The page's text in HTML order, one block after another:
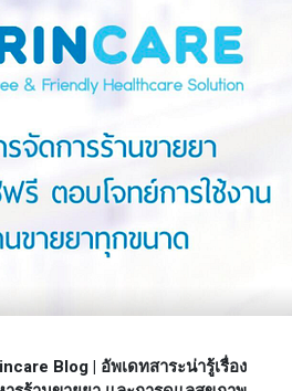
Blog | อัพเดทสาระน่ารู้เรื่อง